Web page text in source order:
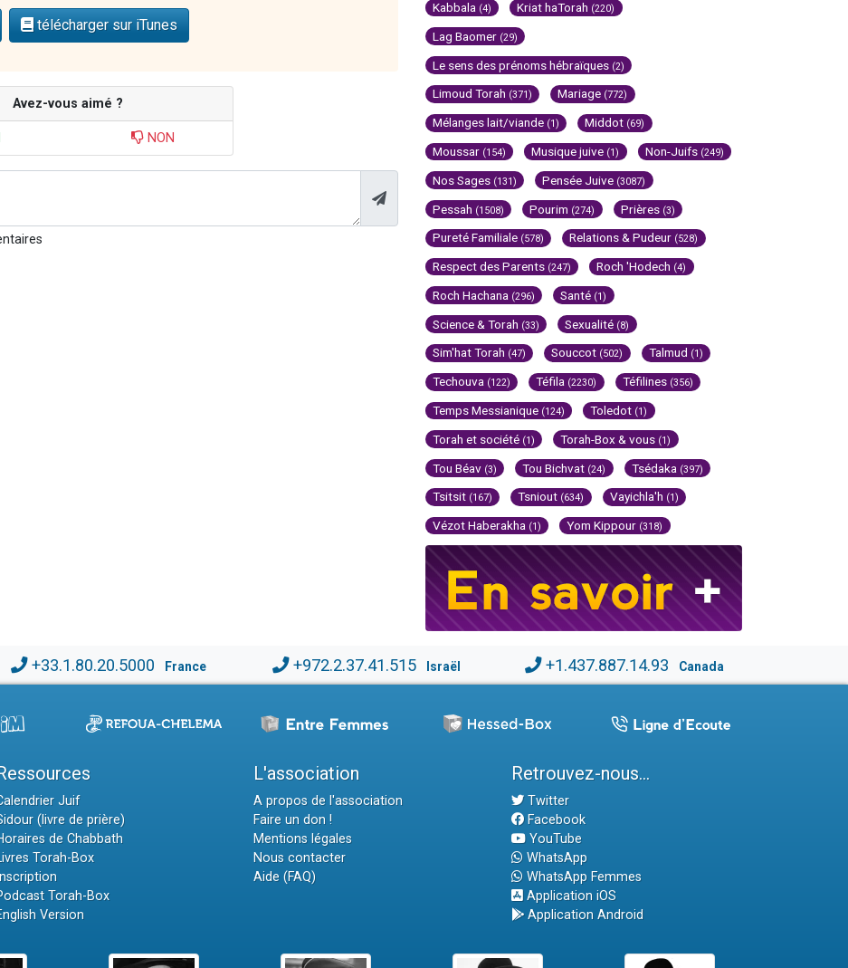
télécharger sur iTunes
Avez-vous aimé ?
NON
Kabbala (4) Kriat haTorah (220)
Lag Baomer (29)
Le sens des prénoms hébraïques (2)
Limoud Torah (371) Mariage (772)
Mélanges lait/viande (1) Middot (69)
Moussar (154) Musique juive (1) Non-Juifs (249)
Nos Sages (131) Pensée Juive (3087)
Pessah (1508) Pourim (274) Prières (3)
Pureté Familiale (578) Relations & Pudeur (528)
Respect des Parents (247) Roch 'Hodech (4)
Roch Hachana (296) Santé (1)
Science & Torah (33) Sexualité (8)
Sim'hat Torah (47) Souccot (502) Talmud (1)
Techouva (122) Téfila (2230) Téfilines (356)
Temps Messianique (124) Toledot (1)
Torah et société (1) Torah-Box & vous (1)
Tou Béav (3) Tou Bichvat (24) Tsédaka (397)
Tsitsit (167) Tsniout (634) Vayichla'h (1)
Vézot Haberakha (1) Yom Kippour (318)
+33.1.80.20.5000 France +972.2.37.41.515 Israël +1.437.887.14.93 Canada
Juif
(livre de prière)
de Chabbath
Torah-Box
Torah-Box
Version
L'association
A propos de l'association
Faire un don !
Mentions légales
Nous contacter
Aide (FAQ)
Retrouvez-nous...
Twitter
Facebook
YouTube
WhatsApp
WhatsApp Femmes
Application iOS
Application Android